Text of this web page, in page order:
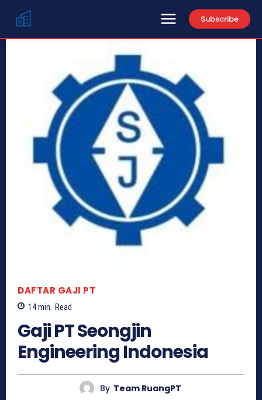
Subscribe
DAFTAR GAJI PT
14min. Read
Gaji PT Seongjin
Engineering Indonesia
By Team RuangPT